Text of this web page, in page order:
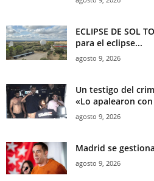
ECLIPSE DE SOL
para el eclipse...
agosto 9, 2026
Un testigo del
«Lo apalearon
agosto 9, 2026
Madrid se
agosto 9, 2026